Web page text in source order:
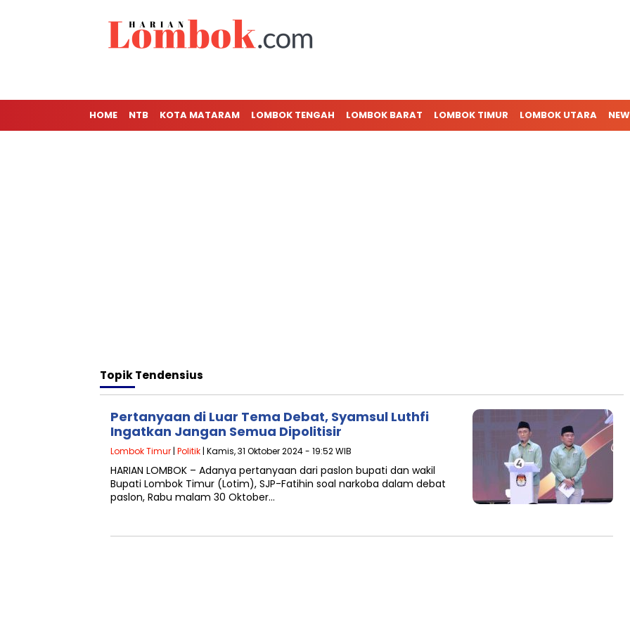
HOME NTB KOTA MATARAM LOMBOK TENGAH LOMBOK BARAT LOMBOK TIMUR LOMBOK UTARA
TopikTendensius
Pertanyaan di Luar Tema Debat, Syamsul Luthfi
Ingatkan Jangan Semua Dipolitisir
Lombok Timur | Politik | Kamis, 31 Oktober 2024 - 19:52 WIB
HARIAN LOMBOK – Adanya pertanyaan dari paslon bupati dan wakil
Bupati Lombok Timur (Lotim), SJP-Fatihin soal narkoba dalam debat
paslon, Rabu malam 30 Oktober…